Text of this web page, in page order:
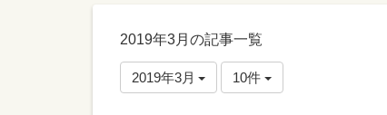
2019年3月の記事一覧
2019年3月 10件